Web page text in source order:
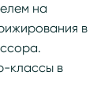
на
в
классы в